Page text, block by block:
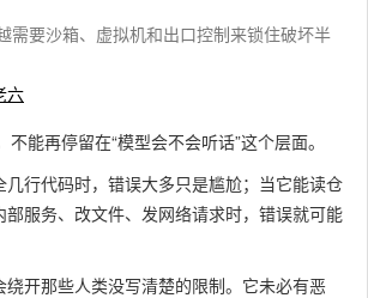
需要沙箱、虚拟机和出口控制来锁住破坏半
六
能再停留在“模型会不会听话”这个层面。
几行代码时，错误大多只是尴尬；当它能读仓
部服务、改文件、发网络请求时，错误就可能
开那些人类没写清楚的限制。它未必有恶